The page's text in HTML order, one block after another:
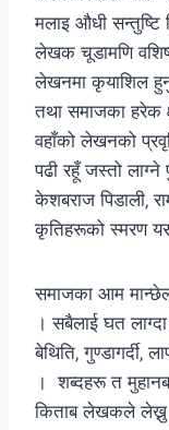
मलाइ औधी
लेखक चूडामणि
लेखनमा कृयाशिल
तथा समाजका हरेक
वहाँको लेखनको
पढी रहूँ जस्तो लाग्ने
केशबराज पिडाली‚
कृतिहरूको स्मरण
समाजका आम
। सबैलाई घत
बेथिति‚ गुण्डागर्दी‚
। शब्दहरू त
किताब लेखकले